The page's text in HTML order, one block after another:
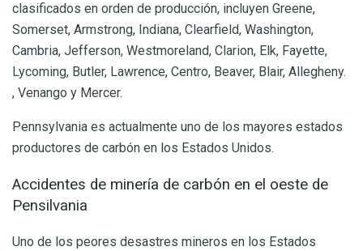
clasificados en orden de producción, incluyen Greene,
Somerset, Armstrong, Indiana, Clearfield, Washington,
Cambria, Jefferson, Westmoreland, Clarion, Elk, Fayette,
Lycoming, Butler, Lawrence, Centro, Beaver, Blair, Allegheny.
, Venango y Mercer.
Pennsylvania es actualmente uno de los mayores estados
productores de carbón en los Estados Unidos.
Accidentes de minería de carbón en el oeste de
Pensilvania
Uno de los peores desastres mineros en los Estados